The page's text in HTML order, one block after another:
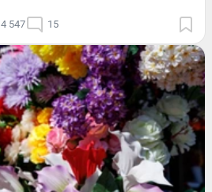
4 547 15